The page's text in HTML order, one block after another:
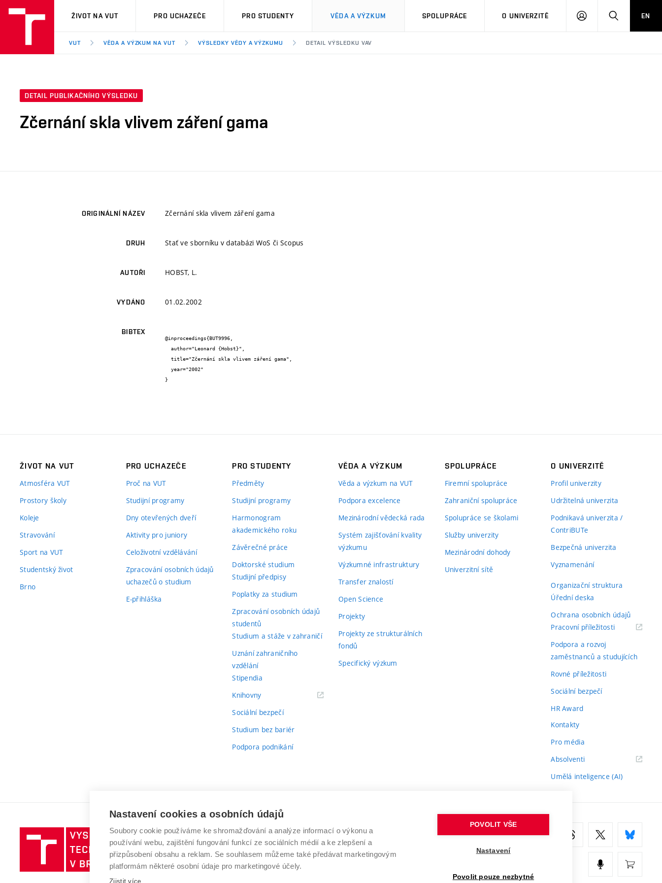
VUT
ŽIVOT NA VUT PRO UCHAZEČE PRO STUDENTY VĚDA A VÝZKUM SPOLUPRÁCE O UNIVERZITĚ
PŘIHLÁSIT HLEDATEN
VUT VĚDA A VÝZKUM NA VUT VÝSLEDKY VĚDY A VÝZKUMU DETAIL VÝSLEDKU VAV
DETAIL PUBLIKAČNÍHO VÝSLEDKU
Zčernání skla vlivem záření gama
ORIGINÁLNÍ NÁZEV Zčernání skla vlivem záření gama
DRUH Stať ve sborníku v databázi WoS či Scopus
AUTOŘI HOBST, L.
VYDÁNO 01.02.2002
BIBTEX
@inproceedings{BUT9996,
}
ŽIVOT NA VUT
Atmosféra VUT
Prostory školy
Koleje
Stravování
Sport na VUT
Studentský život
Brno
PRO UCHAZEČE
Proč na VUT
Studijní programy
Dny otevřených dveří
Aktivity pro juniory
Celoživotní vzdělávání
Zpracování osobních údajů
uchazečů o studium
E-přihláška
PRO STUDENTY
Předměty
Studijní programy
Harmonogram
akademického roku
Závěrečné práce
Doktorské studium
Studijní předpisy
Poplatky za studium
Zpracování osobních údajů
studentů
Studium a stáže v zahraničí
Uznání zahraničního
vzdělání
Stipendia
Knihovny(externí
Sociální bezpečí
Studium bez bariér
Podpora podnikání
VĚDA A VÝZKUM
Věda a výzkum na VUT
Podpora excelence
Mezinárodní vědecká rada
Systém zajišťování kvality
výzkumu
Výzkumné infrastruktury
Transfer znalostí
Open Science
Projekty
Projekty ze strukturálních
fondů
Specifický výzkum
SPOLUPRÁCE
Firemní spolupráce
Zahraniční spolupráce
Spolupráce se školami
Služby univerzity
Mezinárodní dohody
Univerzitní sítě
O UNIVERZITĚ
Profil univerzity
Udržitelná univerzita
Podnikavá univerzita /
ContriBUTe
Bezpečná univerzita
Vyznamenání
Organizační struktura
Úřední deska
Ochrana osobních údajů
Pracovní příležitosti(externí
Podpora a rozvoj
zaměstnanců a studujících
Rovné příležitosti
Sociální bezpečí
HR Award
Kontakty
Pro média
Absolventi(externí
Umělá inteligence (AI)
Vysoké
učení
technické
v
VYSOKÉ UČENÍ TECHNICKÉ V BRNĚ
Antonínská 548/1
602 00 Brno
www.vut.cz
Nastavení cookies a osobních údajů
Soubory cookie používáme ke shromažďování a analýze informací o výkonu a
používání webu, zajištění fungování funkcí ze sociálních médií a ke zlepšení a
přizpůsobení obsahu a reklam. Se souhlasem můžeme také předávat marketingovým
platformám některé osobní údaje pro marketingové účely.
Zjistit více
POVOLIT VŠE
Nastavení
Povolit pouze nezbytné